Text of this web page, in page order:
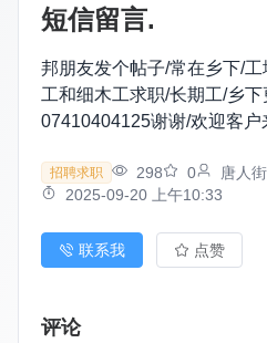
短信留言.
邦朋友发个帖子/常在乡下/
工和细木工求职/长期工/乡
07410404125谢谢/欢迎客户
招聘求职 298 0
唐人
2025-09-20 上午10:33
联系我 点赞
评论